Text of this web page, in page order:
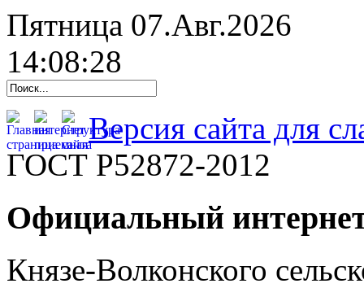
Пятница 07.Авг.2026
14:08:29
Версия сайта для
ГОСТ Р52872-2012
Официальный
Князе-Волконского